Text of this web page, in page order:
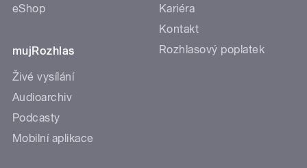
eShop
mujRozhlas
Živé vysílání
Audioarchiv
Podcasty
Mobilní aplikace
Kariéra
Kontakt
Rozhlasový poplatek